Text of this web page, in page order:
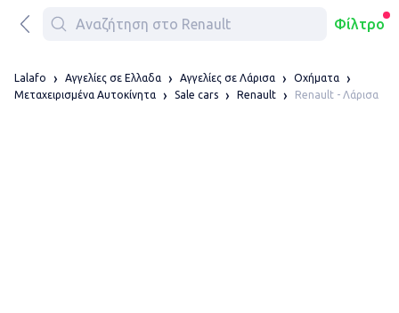
Φίλτρο
Lalafo Αγγελίες σε Ελλαδα Αγγελίες σε Λάρισα
Οχήματα
Μεταχειρισμένα Αυτοκίνητα
Sale cars Renault Renault - Λάρισα